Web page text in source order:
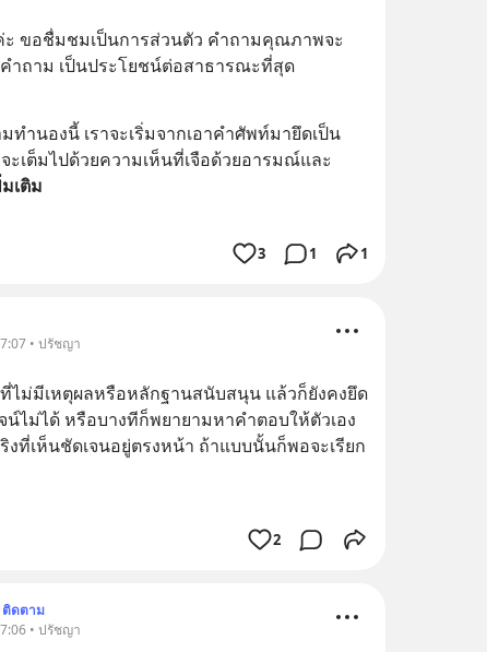
ะ ขอชื่มชมเป็นการส่วนตัว คำถามคุณภาพจะ
ำถาม เป็นประโยชน์ต่อสาธารณะที่สุด
ทำนองนี้ เราจะเริ่มจากเอาคำศัพท์มายึดเป็น
เต็มไปด้วยความเห็นที่เจือด้วยอารมณ์และ
เติม
3 1 1
• ปรัชญา
ไม่มีเหตุผลหรือหลักฐานสนับสนุน แล้วก็ยังคงยึด
ไม่ได้ หรือบางทีก็พยายามหาคำตอบให้ตัวเอง
งที่เห็นชัดเจนอยู่ตรงหน้า ถ้าแบบนั้นก็พอจะเรียก
2
ติดตาม
• ปรัชญา